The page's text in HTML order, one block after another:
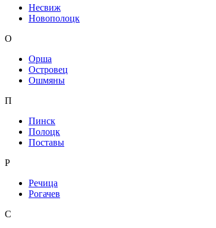
Несвиж
Новополоцк
О
Орша
Островец
Ошмяны
П
Пинск
Полоцк
Поставы
Р
Речица
Рогачев
С